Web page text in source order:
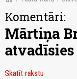
Komentāri:
Mārtiņa
Skatīt rakstu